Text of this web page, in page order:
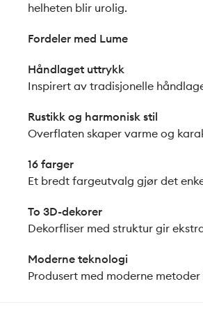
helheten blir urolig.
Fordeler med Lume
Håndlaget uttrykk
Inspirert av tradisjonelle
Rustikk og harmonisk stil
Overflaten skaper varme og
16 farger
Et bredt fargeutvalg gjør det
To 3D-dekorer
Dekorfliser med struktur gir
Moderne teknologi
Produsert med moderne